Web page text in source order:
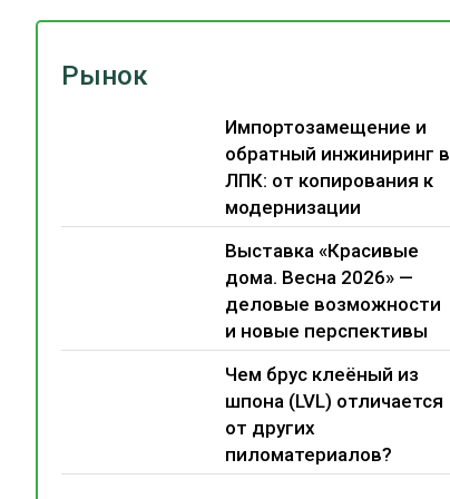
Рынок
Импортозамещение и
обратный инжиниринг в
ЛПК: от копирования к
модернизации
Выставка «Красивые
дома. Весна 2026» —
деловые возможности
и новые перспективы
Чем брус клеёный из
шпона (LVL) отличается
от других
пиломатериалов?